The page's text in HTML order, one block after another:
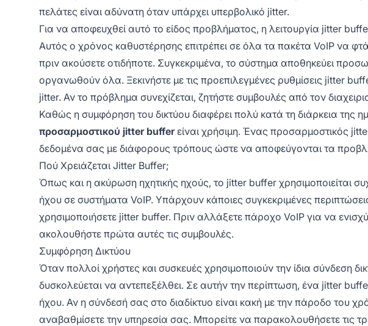
πελάτες είναι αδύνατη όταν υπάρχει υπερβολικό jitter.
Για να αποφευχθεί αυτό το είδος προβλήματος, η λειτουργία jitter
Αυτός ο χρόνος καθυστέρησης επιτρέπει σε όλα τα πακέτα VoIP να
πριν ακούσετε οτιδήποτε. Συγκεκριμένα, το σύστημα αποθηκεύει
οργανωθούν όλα. Ξεκινήστε με τις προεπιλεγμένες ρυθμίσεις jitter
jitter. Αν το πρόβλημα συνεχίζεται, ζητήστε συμβουλές από τον
Καθώς η συμφόρηση του δικτύου διαφέρει πολύ κατά τη διάρκεια της
προσαρμοστικού jitter bufferείναι χρήσιμη. Ένας προσαρμοστικός
δεδομένα σας με διάφορους τρόπους ώστε να αποφεύγονται τα
Πού Χρειάζεται Jitter Buffer;
Όπως και η ακύρωση ηχητικής ηχούς, το jitter buffer χρησιμοποιείται
ήχου σε συστήματα VoIP. Υπάρχουν κάποιες συγκεκριμένες
χρησιμοποιήσετε jitter buffer. Πριν αλλάξετε πάροχο VoIP για να
ακολουθήστε πρώτα αυτές τις συμβουλές.
Συμφόρηση Δικτύου
Όταν πολλοί χρήστες και συσκευές χρησιμοποιούν την ίδια σύνδεση
δυσκολεύεται να αντεπεξέλθει. Σε αυτήν την περίπτωση, ένα jitter
ήχου. Αν η σύνδεσή σας στο διαδίκτυο είναι κακή με την πάροδο του
αναβαθμίσετε την υπηρεσία σας. Μπορείτε να παρακολουθήσετε τις